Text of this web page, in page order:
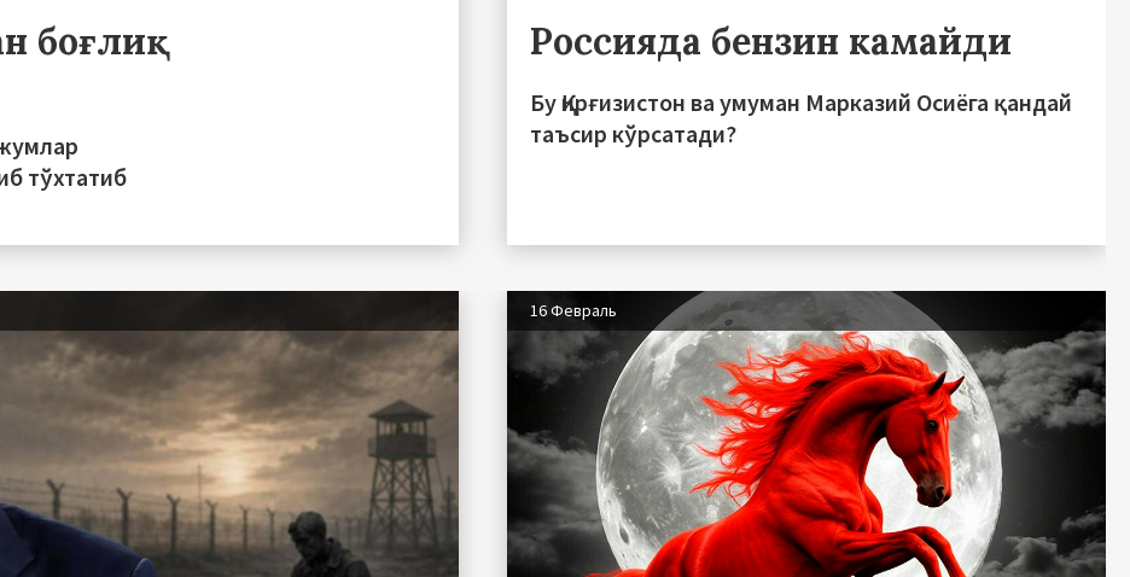
боғлиқ
тўхтатиб
Россияда бензин камайди
Бу Қирғизистон ва умуман Марказий Осиёга қандай
таъсир кўрсатади?
16 Февраль